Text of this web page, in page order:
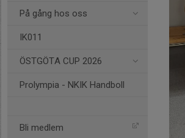
På gång hos oss
IK011
ÖSTGÖTA CUP 2026
Prolympia - NKIK Handboll
Bli medlem